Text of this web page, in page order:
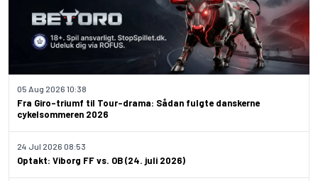
Fra Giro-triumf til Tour-drama: Sådan fulgte danskerne
cykelsommeren 2026
05 Aug 2026 10:38
Optakt: Viborg FF vs. OB (24. juli 2026)
24 Jul 2026 08:53